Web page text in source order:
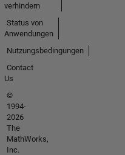
verhindern
Status von
Anwendungen
Nutzungsbedingungen
Contact
Us
©
1994-
2026
The
MathWorks,
Inc.